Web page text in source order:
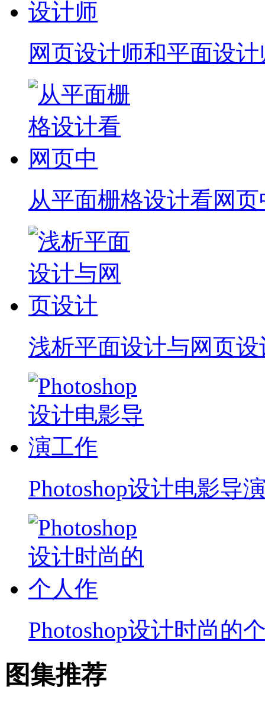
网页设计师和平面设计
从平面栅格设计看网页
浅析平面设计与网页设
Photoshop设计电影导
Photoshop设计时尚的
图集推荐